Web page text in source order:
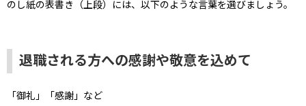
のし紙の表書き（上段）には、以下のような言葉を選びましょう。
退職される方への感謝や敬意を込めて
「御礼」「感謝」など